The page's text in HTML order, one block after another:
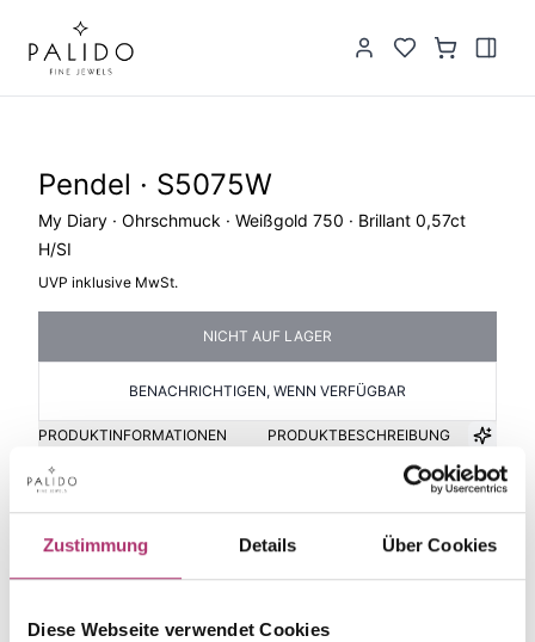
Zustimmung Details Über Cookies
Diese Webseite verwendet Cookies
Pendel · S5075W
My Diary · Ohrschmuck · Weißgold 750 · Brillant 0,57ct
H/SI
UVP inklusive MwSt.
NICHT AUF LAGER
BENACHRICHTIGEN, WENN VERFÜGBAR
PRODUKTINFORMATIONEN PRODUKTBESCHREIBUNG
Artikelgruppe
Pendel
Material
Gewicht
Laufnummer